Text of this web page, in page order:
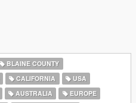
BLAINE COUNTY
CALIFORNIA
USA
AUSTRALIA
EUROPE